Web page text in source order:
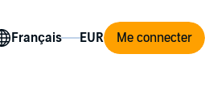
Me connecter